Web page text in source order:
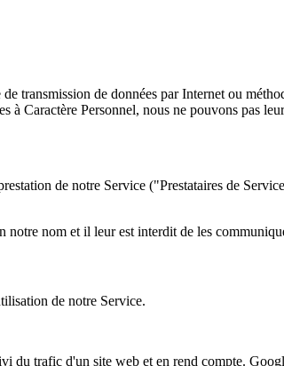
transmission de données par Internet ou
Caractère Personnel, nous ne pouvons pas
de notre Service ("Prestataires de
notre nom et il leur est interdit de les
de notre Service.
du trafic d'un site web et en rend compte.